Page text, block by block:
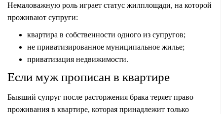
Немаловажную роль играет статус жилплощади, на которой
проживают супруги:
квартира в собственности одного из супругов;
не приватизированное муниципальное жилье;
приватизация недвижимости.
Если муж прописан в квартире
Бывший супруг после расторжения брака теряет право
проживания в квартире, которая принадлежит только